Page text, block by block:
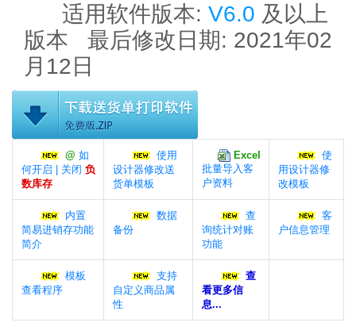
适用软件版本: V6.0 及以上
版本 最后修改日期: 2021年02
月12日
@ 如
何开启 | 关闭 负
数库存
使用
设计器修改送
货单模板
Excel
批量导入客
户资料
使
用设计器修
改模板
内置
简易进销存功能
简介
数据
备份
查
询统计对账
功能
客
户信息管理
模板
查看程序
支持
自定义商品属
性
查
看更多信
息...